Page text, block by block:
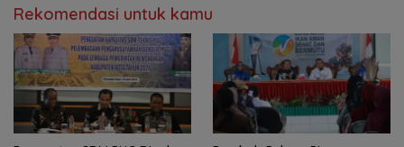
Rekomendasi untuk kamu